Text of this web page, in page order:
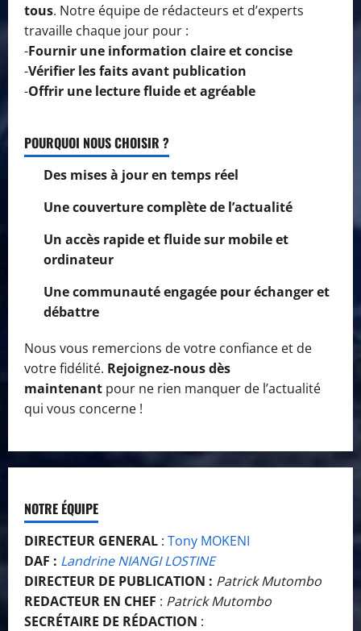
tous. Notre équipe de rédacteurs et d’experts
travaille chaque jour pour :
-Fournir une information claire et concise
-Vérifier les faits avant publication
-Offrir une lecture fluide et agréable
POURQUOI NOUS CHOISIR ?
Des mises à jour en temps réel
Une couverture complète de l’actualité
Un accès rapide et fluide sur mobile et
ordinateur
Une communauté engagée pour échanger et
débattre
Nous vous remercions de votre confiance et de
votre fidélité. Rejoignez-nous dès
maintenant pour ne rien manquer de l’actualité
qui vous concerne !
NOTRE ÉQUIPE
DIRECTEUR GENERAL : Tony MOKENI
DAF : Landrine NIANGI LOSTINE
DIRECTEUR DE PUBLICATION : Patrick Mutombo
REDACTEUR EN CHEF : Patrick Mutombo
SECRÉTAIRE DE RÉDACTION :